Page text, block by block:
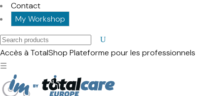
Contact
My Workshop
Search
products
Accès à TotalShop Plateforme pour les professionnels
☰